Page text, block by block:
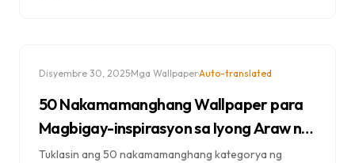
Disyembre 30, 2025·Mga Wallpaper·Auto-translated
50 Nakamamanghang Wallpaper para
Magbigay-inspirasyon sa Iyong Araw ng
Trabaho
Tuklasin ang 50 nakamamanghang kategorya ng